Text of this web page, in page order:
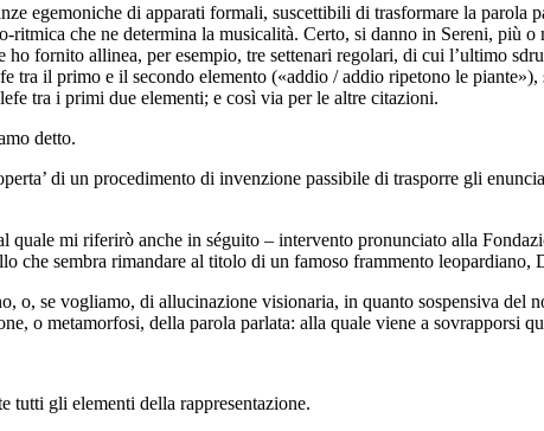
egemoniche di apparati formali, suscettibili di trasformare la parola
ritmica che ne determina la musicalità. Certo, si danno in Sereni, più
fornito allinea, per esempio, tre settenari regolari, di cui l’ultimo
tra il primo e il secondo elemento («addio / addio ripetono le
tra i primi due elementi; e così via per le altre citazioni.
detto.
di un procedimento di invenzione passibile di trasporre gli
mi riferirò anche in séguito – intervento pronunciato alla
che sembra rimandare al titolo di un famoso frammento leopardiano,
o, se vogliamo, di allucinazione visionaria, in quanto sospensiva del
o metamorfosi, della parola parlata: alla quale viene a sovrapporsi
tutti gli elementi della rappresentazione.